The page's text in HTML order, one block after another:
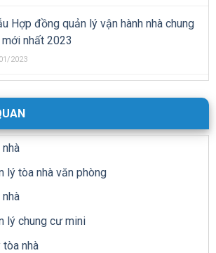
Hợp đồng quản lý vận hành nhà chung
nhất 2023
2023
lý tòa nhà văn phòng
lý chung cư mini
nhà